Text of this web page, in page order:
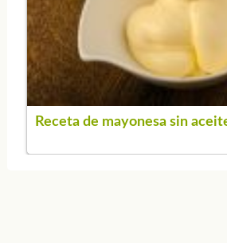
Receta de mayonesa sin